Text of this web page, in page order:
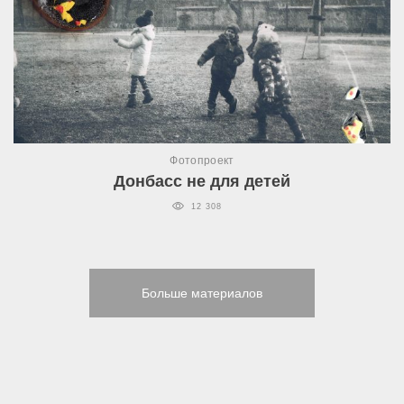
Фотопроект
Донбасс не для детей
12 308
Больше материалов